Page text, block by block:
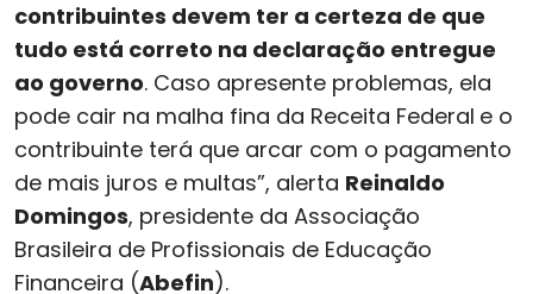
contribuintes devem ter a certeza de que
tudo está correto na declaração entregue
ao governo. Caso apresente problemas, ela
pode cair na malha fina da Receita Federal e o
contribuinte terá que arcar com o pagamento
de mais juros e multas”, alerta Reinaldo
Domingos, presidente da Associação
Brasileira de Profissionais de Educação
Financeira (Abefin).